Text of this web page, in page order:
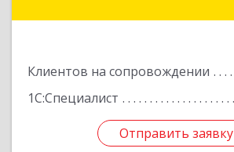
Клиентов на сопровождении
1С:Специалист
Отправить заявку
Отправить заявку